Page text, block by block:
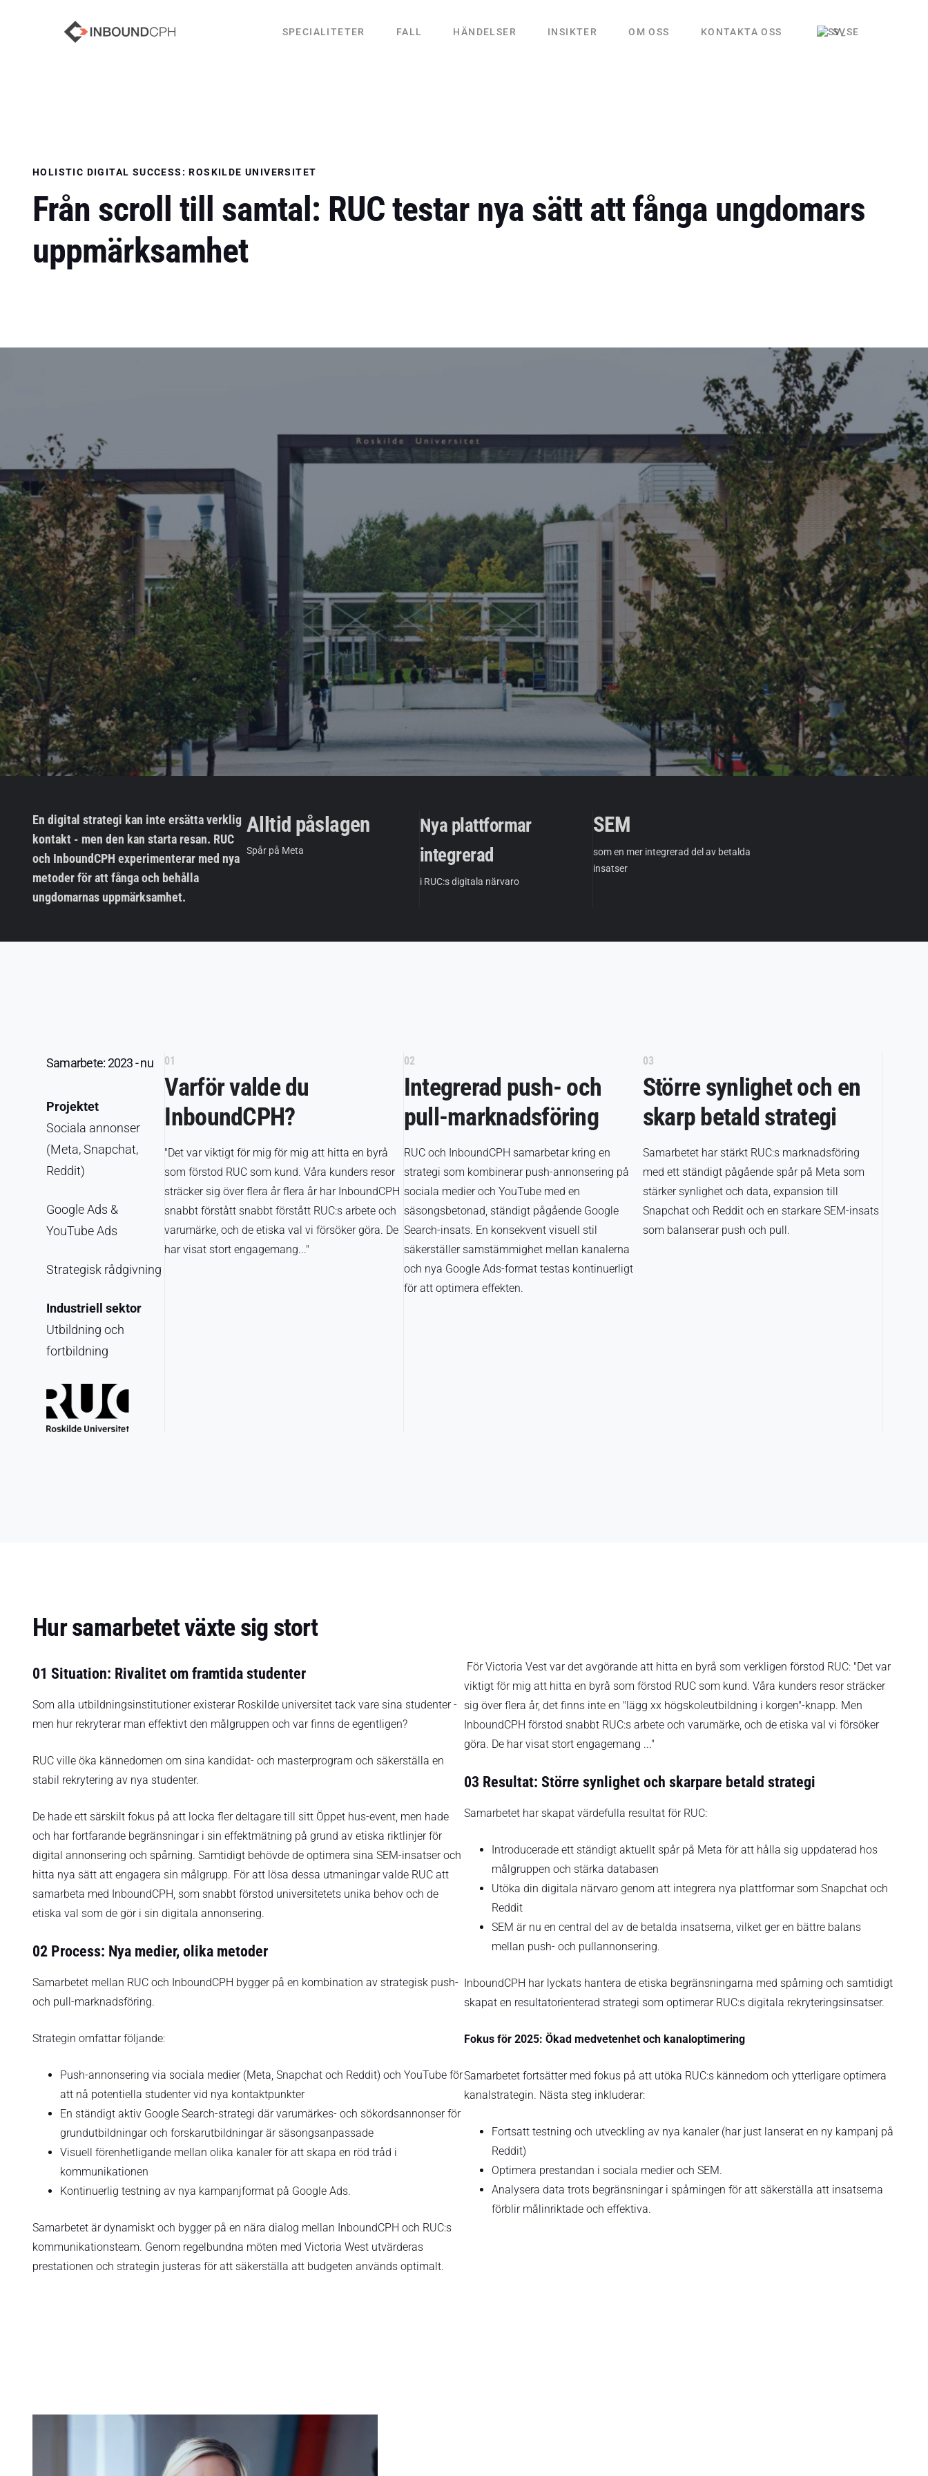
SPECIALITETER FALL HÄNDELSER INSIKTER OM OSS KONTAKTA OSS SV
HOLISTIC DIGITAL SUCCESS: ROSKILDE UNIVERSITET
Från scroll till samtal: RUC testar nya sätt att fånga ungdomars
uppmärksamhet
En digital strategi kan inte ersätta verklig
kontakt - men den kan starta resan. RUC
och InboundCPH experimenterar med nya
metoder för att fånga och behålla
ungdomarnas uppmärksamhet.
Alltid påslagen
Spår på Meta
Nya plattformar
integrerad
i RUC:s digitala närvaro
SEM
som en mer integrerad del av betalda
insatser
Samarbete: 2023 - nu
Projektet
Sociala annonser
(Meta, Snapchat,
Reddit)
Google Ads &
YouTube Ads
Strategisk rådgivning
Industriell sektor
Utbildning och
fortbildning
01
Varför valde du
InboundCPH?
"Det var viktigt för mig för mig att hitta en byrå
som förstod RUC som kund. Våra kunders resor
sträcker sig över flera år flera år har InboundCPH
snabbt förstått snabbt förstått RUC:s arbete och
varumärke, och de etiska val vi försöker göra. De
har visat stort engagemang..."
02
Integrerad push- och
pull-marknadsföring
RUC och InboundCPH samarbetar kring en
strategi som kombinerar push-annonsering på
sociala medier och YouTube med en
säsongsbetonad, ständigt pågående Google
Search-insats. En konsekvent visuell stil
säkerställer samstämmighet mellan kanalerna
och nya Google Ads-format testas kontinuerligt
för att optimera effekten.
03
Större synlighet och en
skarp betald strategi
Samarbetet har stärkt RUC:s marknadsföring
med ett ständigt pågående spår på Meta som
stärker synlighet och data, expansion till
Snapchat och Reddit och en starkare SEM-insats
som balanserar push och pull.
Hur samarbetet växte sig stort
01 Situation: Rivalitet om framtida studenter
Som alla utbildningsinstitutioner existerar Roskilde universitet tack vare sina studenter -
men hur rekryterar man effektivt den målgruppen och var finns de egentligen?
RUC ville öka kännedomen om sina kandidat- och masterprogram och säkerställa en
stabil rekrytering av nya studenter.
De hade ett särskilt fokus på att locka fler deltagare till sitt Öppet hus-event, men hade
och har fortfarande begränsningar i sin effektmätning på grund av etiska riktlinjer för
digital annonsering och spårning. Samtidigt behövde de optimera sina SEM-insatser och
hitta nya sätt att engagera sin målgrupp. För att lösa dessa utmaningar valde RUC att
samarbeta med InboundCPH, som snabbt förstod universitetets unika behov och de
etiska val som de gör i sin digitala annonsering.
02 Process: Nya medier, olika metoder
Samarbetet mellan RUC och InboundCPH bygger på en kombination av strategisk push-
och pull-marknadsföring.
Strategin omfattar följande:
Push-annonsering via sociala medier (Meta, Snapchat och Reddit) och YouTube för
att nå potentiella studenter vid nya kontaktpunkter
En ständigt aktiv Google Search-strategi där varumärkes- och sökordsannonser för
grundutbildningar och forskarutbildningar är säsongsanpassade
Visuell förenhetligande mellan olika kanaler för att skapa en röd tråd i
kommunikationen
Kontinuerlig testning av nya kampanjformat på Google Ads.
Samarbetet är dynamiskt och bygger på en nära dialog mellan InboundCPH och RUC:s
kommunikationsteam. Genom regelbundna möten med Victoria West utvärderas
prestationen och strategin justeras för att säkerställa att budgeten används optimalt.
För Victoria Vest var det avgörande att hitta en byrå som verkligen förstod RUC: "Det var
viktigt för mig att hitta en byrå som förstod RUC som kund. Våra kunders resor sträcker
sig över flera år, det finns inte en "lägg xx högskoleutbildning i korgen"-knapp. Men
InboundCPH förstod snabbt RUC:s arbete och varumärke, och de etiska val vi försöker
göra. De har visat stort engagemang ..."
03 Resultat: Större synlighet och skarpare betald strategi
Samarbetet har skapat värdefulla resultat för RUC:
Introducerade ett ständigt aktuellt spår på Meta för att hålla sig uppdaterad hos
målgruppen och stärka databasen
Utöka din digitala närvaro genom att integrera nya plattformar som Snapchat och
Reddit
SEM är nu en central del av de betalda insatserna, vilket ger en bättre balans
mellan push- och pullannonsering.
InboundCPH har lyckats hantera de etiska begränsningarna med spårning och samtidigt
skapat en resultatorienterad strategi som optimerar RUC:s digitala rekryteringsinsatser.
Fokus för 2025: Ökad medvetenhet och kanaloptimering
Samarbetet fortsätter med fokus på att utöka RUC:s kännedom och ytterligare optimera
kanalstrategin. Nästa steg inkluderar:
Fortsatt testning och utveckling av nya kanaler (har just lanserat en ny kampanj på
Reddit)
Optimera prestandan i sociala medier och SEM.
Analysera data trots begränsningar i spårningen för att säkerställa att insatserna
förblir målinriktade och effektiva.